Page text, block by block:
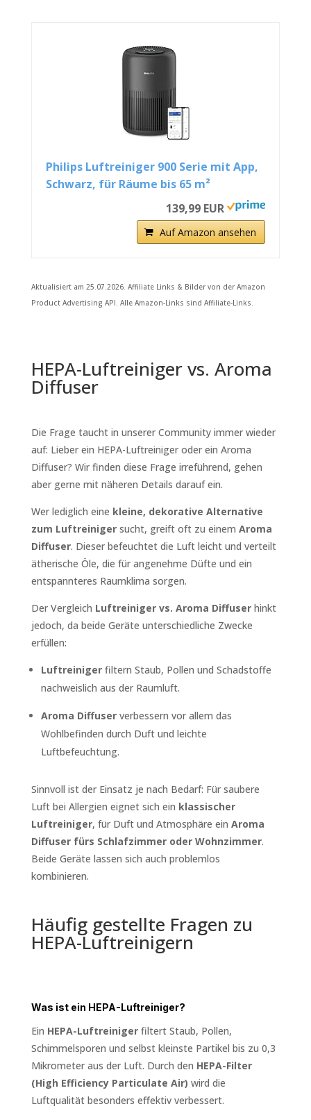
Philips Luftreiniger 900 Serie mit App,
Schwarz, für Räume bis 65 m²
139,99 EUR
Auf Amazon ansehen
Aktualisiert am 25.07.2026. Affiliate Links & Bilder von der Amazon
Product Advertising API. Alle Amazon-Links sind Affiliate-Links.
HEPA-Luftreiniger vs. Aroma
Diffuser
Die Frage taucht in unserer Community immer wieder
auf: Lieber ein HEPA-Luftreiniger oder ein Aroma
Diffuser? Wir finden diese Frage irreführend, gehen
aber gerne mit näheren Details darauf ein.
Wer lediglich eine kleine, dekorative Alternative
zum Luftreinigersucht, greift oft zu einem Aroma
Diffuser. Dieser befeuchtet die Luft leicht und verteilt
ätherische Öle, die für angenehme Düfte und ein
entspannteres Raumklima sorgen.
Der Vergleich Luftreiniger vs. Aroma Diffuserhinkt
jedoch, da beide Geräte unterschiedliche Zwecke
erfüllen:
Luftreinigerfiltern Staub, Pollen und Schadstoffe
nachweislich aus der Raumluft.
Aroma Diffuserverbessern vor allem das
Wohlbefinden durch Duft und leichte
Luftbefeuchtung.
Sinnvoll ist der Einsatz je nach Bedarf: Für saubere
Luft bei Allergien eignet sich ein klassischer
Luftreiniger, für Duft und Atmosphäre ein Aroma
Diffuser fürs Schlafzimmer oder Wohnzimmer.
Beide Geräte lassen sich auch problemlos
kombinieren.
Häufig gestellte Fragen zu
HEPA-Luftreinigern
Was ist ein HEPA-Luftreiniger?
Ein HEPA-Luftreinigerfiltert Staub, Pollen,
Schimmelsporen und selbst kleinste Partikel bis zu 0,3
Mikrometer aus der Luft. Durch den HEPA-Filter
(High Efficiency Particulate Air) wird die
Luftqualität besonders effektiv verbessert.